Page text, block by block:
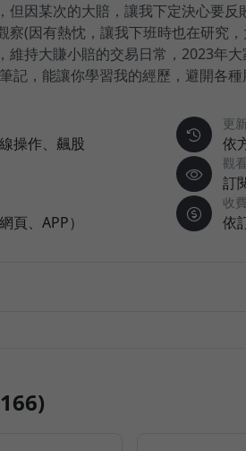
但因某次的大賠，讓我下定決心要
察(因有熱忱，讓我下班時也在研究
維持大賺小賠的交易日常，2023年
記，能讓你學習我的經歷，避開各種
操作、飆股
更
依
觀
訂
頁、APP）
收
依
蹤族群，今日鎖漲停一排！】｜